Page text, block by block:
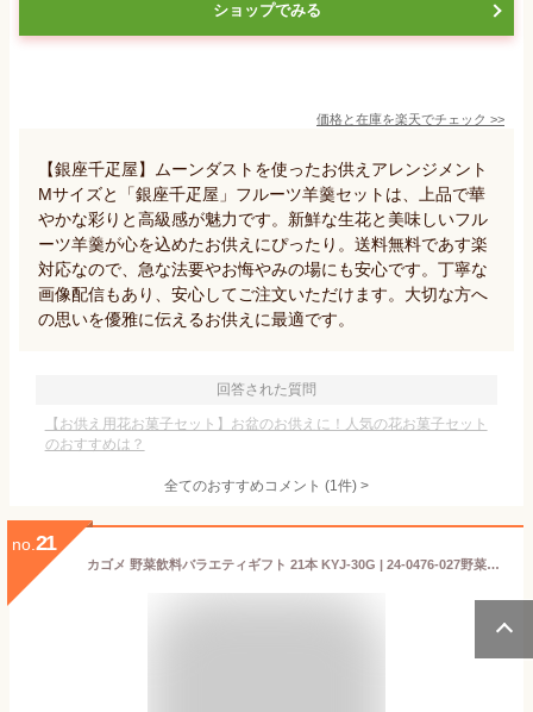
ショップでみる
価格と在庫を楽天でチェック >>
【銀座千疋屋】ムーンダストを使ったお供えアレンジメント
Mサイズと「銀座千疋屋」フルーツ羊羹セットは、上品で華
やかな彩りと高級感が魅力です。新鮮な生花と美味しいフル
ーツ羊羹が心を込めたお供えにぴったり。送料無料であす楽
対応なので、急な法要やお悔やみの場にも安心です。丁寧な
画像配信もあり、安心してご注文いただけます。大切な方へ
の思いを優雅に伝えるお供えに最適です。
回答された質問
【お供え用花お菓子セット】お盆のお供えに！人気の花お菓子セット
のおすすめは？
全てのおすすめコメント (1件) >
no. 21
カゴメ 野菜飲料バラエティギフト 21本 KYJ-30G | 24-0476-027野菜ジュース 野果汁100％ 濃厚 紙パック 化粧箱入り ギフトセット プレゼント ベストセラー 贈り物 贈答 進物用 お祝い お礼 お返し 挨拶 お中元 お歳暮 お供え 食品 ドリンク